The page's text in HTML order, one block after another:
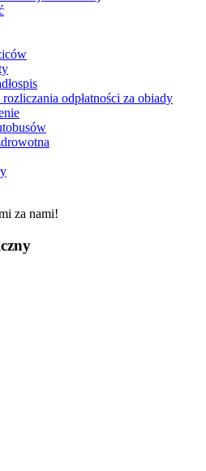
odpłatności za obiady
za nami!